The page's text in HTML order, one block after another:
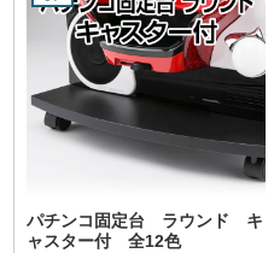
パチンコ固定台 ラウンド キ
ャスター付 全12色